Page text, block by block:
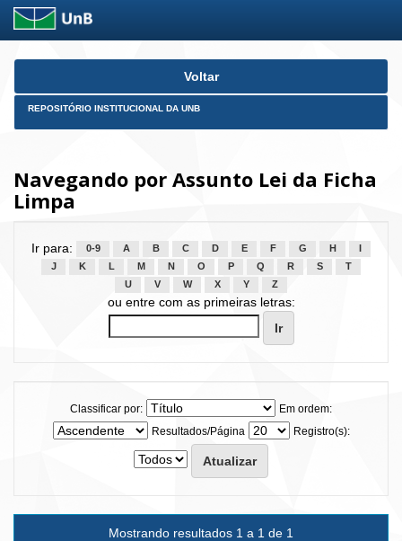
Skip
Voltar
REPOSITÓRIO INSTITUCIONAL DA UNB
Navegando por Assunto Lei da Ficha
Limpa
Ir para: 0-9 A B C D E F G H
J
K L M N O P Q R S
T
U
V W X Y Z
ou entre com as primeiras letras:
Classificar por:
Em ordem:
Resultados/Página
Registro(s):
Mostrando resultados 1 a 1 de 1